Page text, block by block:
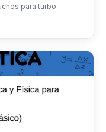
para turbo